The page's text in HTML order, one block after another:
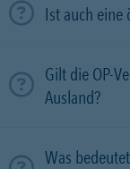
Ist auch eine
Gilt die OP-
Ausland?
Was